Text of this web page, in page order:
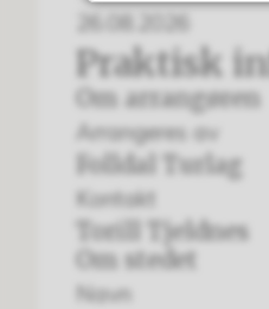
26.08.2026
Praktisk
Om arrangøren
Arrangeres av
Folldal Turlag
Kontakt
Torill Tjeldnes
Om stedet
Navn